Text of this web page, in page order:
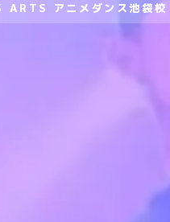
アニメダンス池袋校